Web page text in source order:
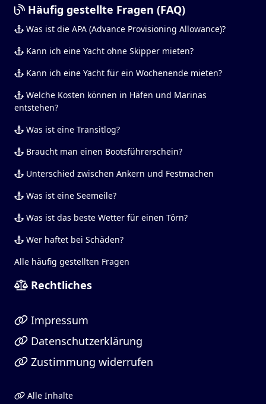
Häufig gestellte Fragen (FAQ)
Was ist die APA (Advance Provisioning Allowance)?
Kann ich eine Yacht ohne Skipper mieten?
Kann ich eine Yacht für ein Wochenende mieten?
Welche Kosten können in Häfen und Marinas
entstehen?
Was ist eine Transitlog?
Braucht man einen Bootsführerschein?
Unterschied zwischen Ankern und Festmachen
Was ist eine Seemeile?
Was ist das beste Wetter für einen Törn?
Wer haftet bei Schäden?
Alle häufig gestellten Fragen
Rechtliches
Impressum
Datenschutzerklärung
Zustimmung widerrufen
Alle Inhalte